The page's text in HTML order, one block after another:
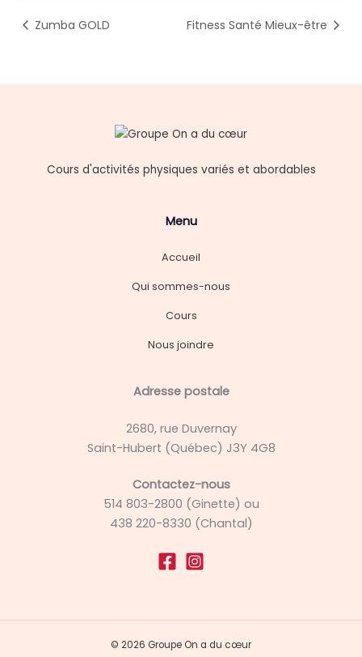
Zumba GOLD Fitness Santé Mieux-être
Cours d'activités physiques variés et abordables
Menu
Accueil
Qui sommes-nous
Cours
Nous joindre
Adresse postale
2680, rue Duvernay
Saint-Hubert (Québec) J3Y 4G8
Contactez-nous
514 803-2800 (Ginette) ou
438 220-8330 (Chantal)
© 2026 Groupe On a du cœur